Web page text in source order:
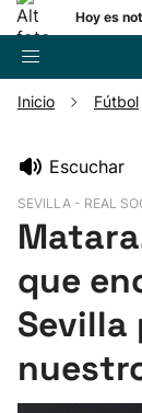
Hoy es
Pelota
Remo
Baloncesto
Inicio Fútbol
Escuchar
SEVILLA - REAL
que
Sevilla